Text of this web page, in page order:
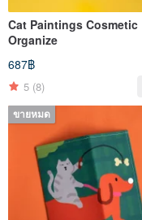
Cat Paintings Cosmetic
Organize
687฿
5 (8)
ขายหมด